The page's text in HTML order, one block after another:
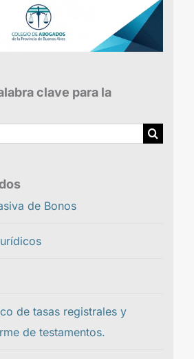
clave para la
de Bonos
de tasas registrales y
de testamentos.